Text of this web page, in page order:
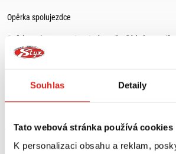
Souhlas Detaily
Tato webová stránka používá cookies
K personalizaci obsahu a reklam,
Opěrka spolujezdce
Opěrku nelze namontovat zároveň s žádným
Vhodné pro:
Yamaha Tricity 125-155 (14-20)
MOHLO BY SE VÁM LÍBIT